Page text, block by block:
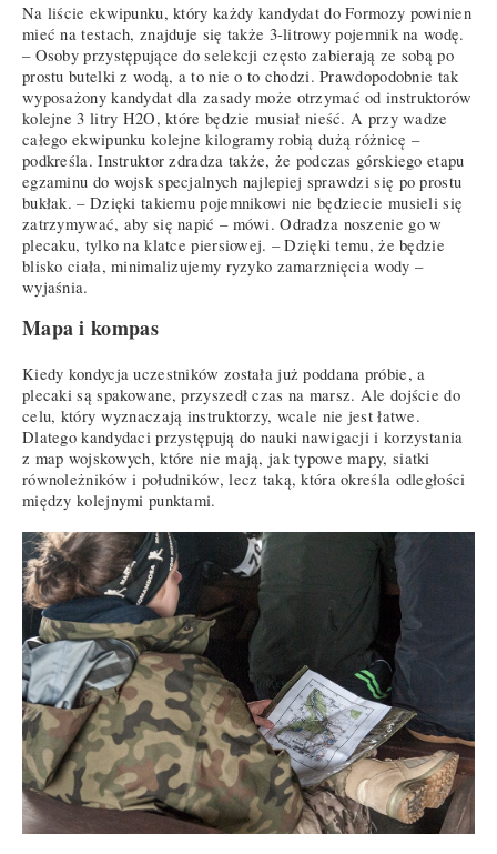
Na liście ekwipunku, który każdy kandydat do Formozy powinien
mieć na testach, znajduje się także 3-litrowy pojemnik na wodę.
– Osoby przystępujące do selekcji często zabierają ze sobą po
prostu butelki z wodą, a to nie o to chodzi. Prawdopodobnie tak
wyposażony kandydat dla zasady może otrzymać od instruktorów
kolejne 3 litry H2O, które będzie musiał nieść. A przy wadze
całego ekwipunku kolejne kilogramy robią dużą różnicę –
podkreśla. Instruktor zdradza także, że podczas górskiego etapu
egzaminu do wojsk specjalnych najlepiej sprawdzi się po prostu
bukłak. – Dzięki takiemu pojemnikowi nie będziecie musieli się
zatrzymywać, aby się napić – mówi. Odradza noszenie go w
plecaku, tylko na klatce piersiowej. – Dzięki temu, że będzie
blisko ciała, minimalizujemy ryzyko zamarznięcia wody –
wyjaśnia.
Mapa i kompas
Kiedy kondycja uczestników została już poddana próbie, a
plecaki są spakowane, przyszedł czas na marsz. Ale dojście do
celu, który wyznaczają instruktorzy, wcale nie jest łatwe.
Dlatego kandydaci przystępują do nauki nawigacji i korzystania
z map wojskowych, które nie mają, jak typowe mapy, siatki
równoleżników i południków, lecz taką, która określa odległości
między kolejnymi punktami.